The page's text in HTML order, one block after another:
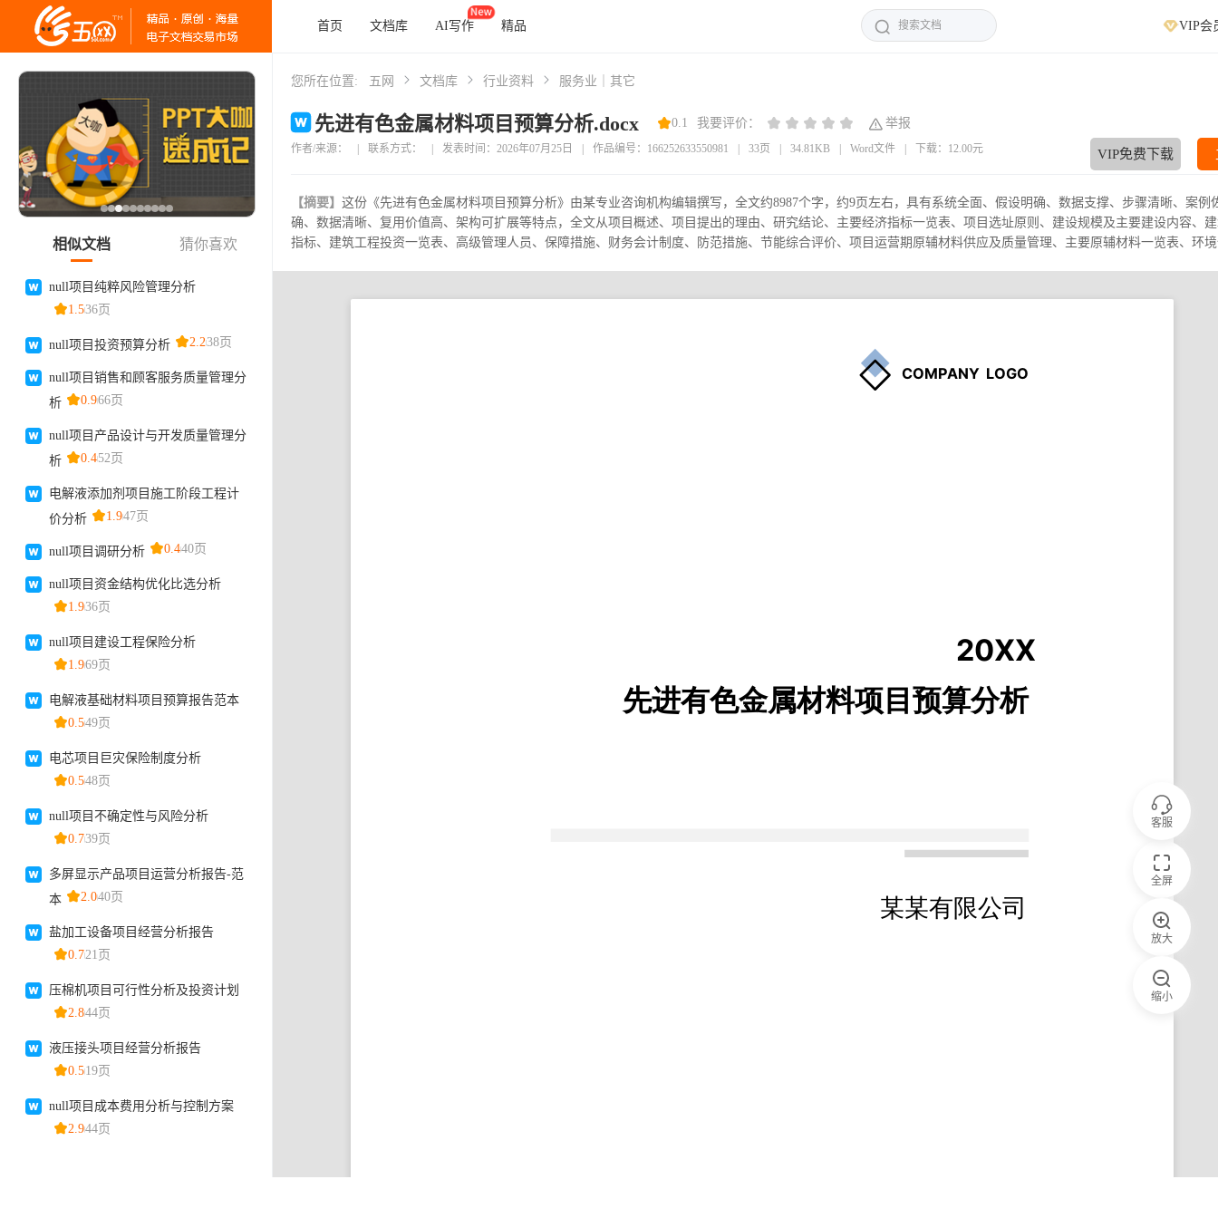
首页 文档库 AI写作 精品 VIP会
您所在位置: 五网 文档库 行业资料 服务业｜其它
先进有色金属材料项目预算分析.docx 0.1 我要评价： 举报
作者/来源： 联系方式： 发表时间：2026年07月25日 作品编号：166252633550981 33页 34.81KB Word文件 下载：12.00元 VIP免费下载
【摘要】 这份《先进有色金属材料项目预算分析》由某专业咨询机构编辑撰写，全文约8987个字，约9页左右，具有系统全面、假设明确、数据支撑、步骤清晰、案例
确、数据清晰、复用价值高、架构可扩展等特点，全文从项目概述、项目提出的理由、研究结论、主要经济指标一览表、项目选址原则、建设规模及主要建设内容、
指标、建筑工程投资一览表、高级管理人员、保障措施、财务会计制度、防范措施、节能综合评价、项目运营期原辅材料供应及质量管理、主要原辅材料一览表、环
客服
全屏
放大
缩小